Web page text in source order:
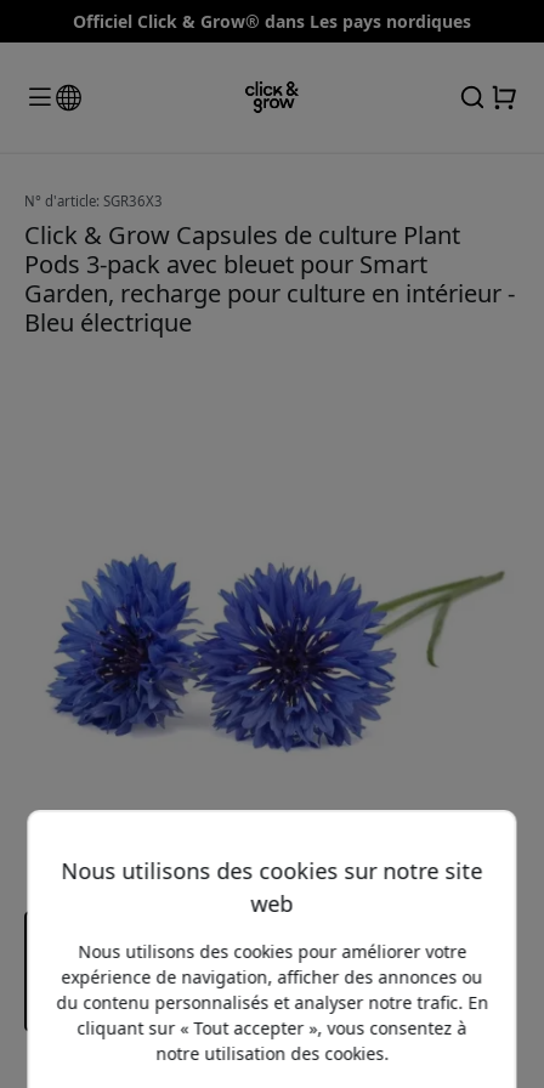
Officiel Click & Grow® dans Les pays nordiques
N° d'article: SGR36X3
Click & Grow Capsules de culture Plant
Pods 3-pack avec bleuet pour Smart
Garden, recharge pour culture en intérieur -
Bleu électrique
Nous utilisons des cookies sur notre site
web
Nous utilisons des cookies pour améliorer votre
expérience de navigation, afficher des annonces ou
du contenu personnalisés et analyser notre trafic. En
cliquant sur « Tout accepter », vous consentez à
notre utilisation des cookies.